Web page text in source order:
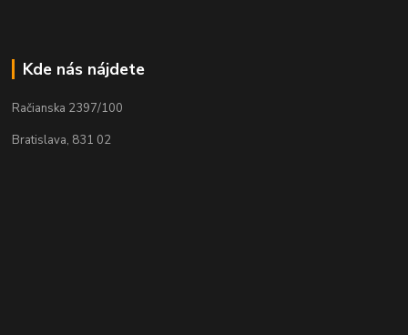
Kde nás nájdete
Račianska 2397/100
Bratislava, 831 02